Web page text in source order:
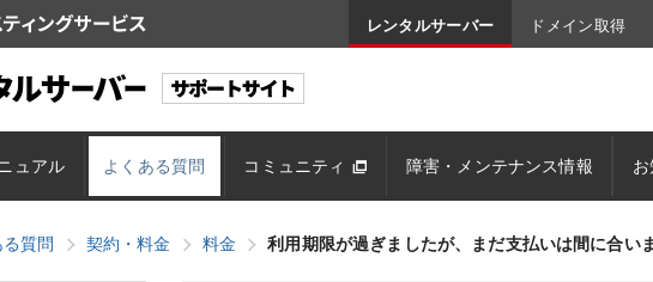
レンタルサーバー ドメイン取得
ュアル よくある質問 コミュニティ 障害・メンテナンス情報
質問 契約・料金 料金 利用期限が過ぎましたが、まだ支払いは間に合い